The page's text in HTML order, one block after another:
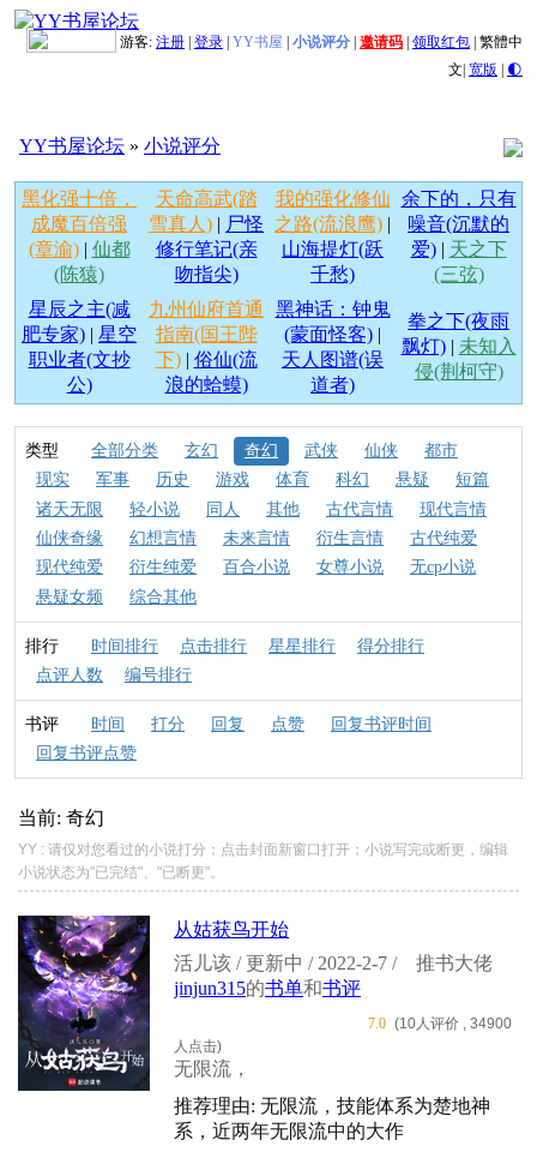
游客: 注册 登录 YY书屋 小说评分 邀请码 领取红包 繁體中
文| 宽版 | 🌓
YY书屋论坛 » 小说评分
黑化强十倍，
成魔百倍强
(章渝)| 仙都
(陈猿)
天命高武(踏
雪真人) | 尸怪
修行笔记(亲
吻指尖)
我的强化修仙
之路(流浪鹰) |
山海提灯(跃
千愁)
余下的，只有
噪音(沉默的
爱)| 天之下
(三弦)
星辰之主(减
肥专家) | 星空
职业者(文抄
公)
九州仙府首通
指南(国王陛
下)| 俗仙(流
浪的蛤蟆)
黑神话：钟鬼
(蒙面怪客) |
天人图谱(误
道者)
拳之下(夜雨
飘灯)| 未知入
侵(荆柯守)
类型 全部分类 玄幻 奇幻 武侠 仙侠
都市
现实
军事 历史 游戏 体育 科幻 悬疑
短篇
诸天无限
轻小说 同人 其他 古代言情
现代言情
仙侠奇缘
幻想言情 未来言情 衍生言情
古代纯爱
现代纯爱
衍生纯爱 百合小说 女尊小说
无cp小说
悬疑女频
综合其他
排行 时间排行 点击排行 星星排行
得分排行
点评人数
编号排行
书评 时间 打分 回复 点赞
回复书评时间
回复书评点赞
当前: 奇幻
YY : 请仅对您看过的小说打分；点击封面新窗口打开；小说写完或断更，编辑
小说状态为"已完结"、"已断更"。
从姑获鸟开始
活儿该 / 更新中 / 2022-2-7 /
推书大佬
jinjun315的书单和书评
7.0 (10人评价 , 34900
人点击)
无限流，
推荐理由: 无限流，技能体系为楚地神
系，近两年无限流中的大作